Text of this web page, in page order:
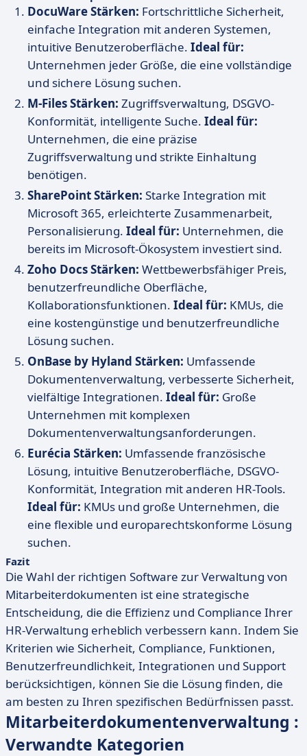
DocuWareStärken: Fortschrittliche Sicherheit,
einfache Integration mit anderen Systemen,
intuitive Benutzeroberfläche. Ideal für:
Unternehmen jeder Größe, die eine vollständige
und sichere Lösung suchen.
M-FilesStärken: Zugriffsverwaltung, DSGVO-
Konformität, intelligente Suche. Ideal für:
Unternehmen, die eine präzise
Zugriffsverwaltung und strikte Einhaltung
benötigen.
SharePointStärken: Starke Integration mit
Microsoft 365, erleichterte Zusammenarbeit,
Personalisierung. Ideal für: Unternehmen, die
bereits im Microsoft-Ökosystem investiert sind.
Zoho DocsStärken: Wettbewerbsfähiger Preis,
benutzerfreundliche Oberfläche,
Kollaborationsfunktionen. Ideal für: KMUs, die
eine kostengünstige und benutzerfreundliche
Lösung suchen.
OnBase by Hyland Stärken: Umfassende
Dokumentenverwaltung, verbesserte Sicherheit,
vielfältige Integrationen. Ideal für: Große
Unternehmen mit komplexen
Dokumentenverwaltungsanforderungen.
Eurécia Stärken: Umfassende französische
Lösung, intuitive Benutzeroberfläche, DSGVO-
Konformität, Integration mit anderen HR-Tools.
Ideal für: KMUs und große Unternehmen, die
eine flexible und europarechtskonforme Lösung
suchen.
Fazit
Die Wahl der richtigen Software zur Verwaltung von
Mitarbeiterdokumenten ist eine strategische
Entscheidung, die die Effizienz und Compliance Ihrer
HR-Verwaltung erheblich verbessern kann. Indem Sie
Kriterien wie Sicherheit, Compliance, Funktionen,
Benutzerfreundlichkeit, Integrationen und Support
berücksichtigen, können Sie die Lösung finden, die
am besten zu Ihren spezifischen Bedürfnissen passt.
Mitarbeiterdokumentenverwaltung :
Verwandte Kategorien